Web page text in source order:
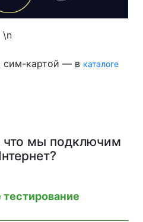
\n
сим-картой — в каталоге
что мы подключим